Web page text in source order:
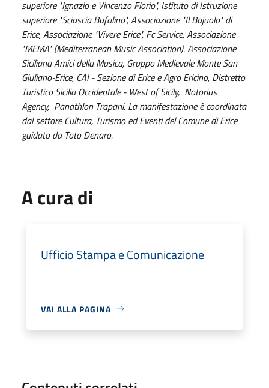
superiore "Ignazio e Vincenzo Florio", Istituto di Istruzione
superiore "Sciascia Bufalino", Associazione "Il Bajuolo" di
Erice, Associazione "Vivere Erice", Fc Service, Associazione
"MEMA" (Mediterranean Music Association). Associazione
Siciliana Amici della Musica, Gruppo Medievale Monte San
Giuliano-Erice, CAI - Sezione di Erice e Agro Ericino, Distretto
Turistico Sicilia Occidentale - West of Sicily, Notorius
Agency, Panathlon Trapani. La manifestazione è coordinata
dal settore Cultura, Turismo ed Eventi del Comune di Erice
guidato da Toto Denaro.
A cura di
Ufficio Stampa e Comunicazione
VAI ALLA PAGINA